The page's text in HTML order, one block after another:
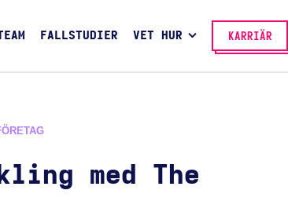
FALLSTUDIER VET HUR KARRIÄR
med The